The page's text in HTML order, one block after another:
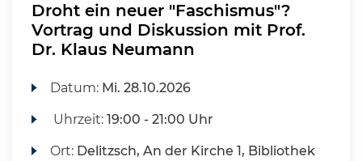
Droht ein neuer "Faschismus"?
Vortrag und Diskussion mit Prof.
Dr. Klaus Neumann
Datum: Mi. 28.10.2026
Uhrzeit:19:00 - 21:00 Uhr
Ort: Delitzsch, An der Kirche 1, Bibliothek